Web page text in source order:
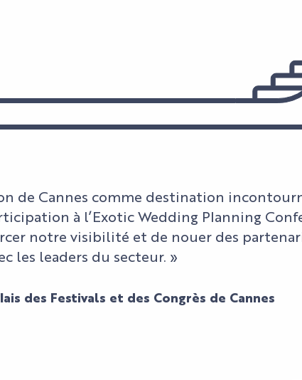
de Cannes comme destination
à l’Exotic Wedding Planning
notre visibilité et de nouer des
les leaders du secteur. »
des Festivals et des Congrès de Cannes